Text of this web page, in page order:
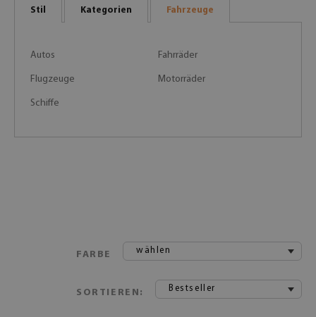
Stil Kategorien Fahrzeuge
Autos Fahrräder
Flugzeuge Motorräder
Schiffe
FARBE wählen
SORTIEREN: Bestseller